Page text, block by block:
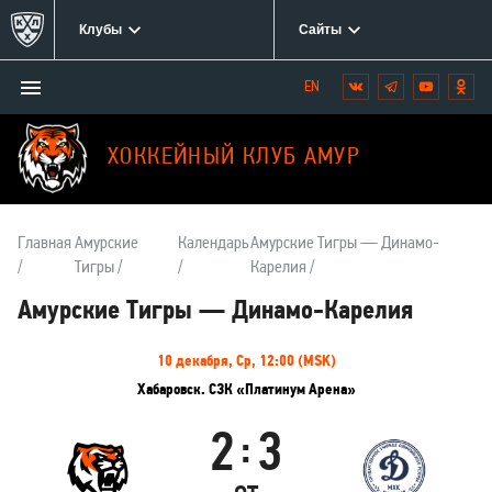
Клубы Сайты
ХОККЕЙНЫЙ КЛУБ АМУР
Открыть/
закрыть
меню
Мы
в
социальных
сетях:
Вконтакте
Telegram
YouTube
Главная Амурские
Тигры
КалендарьАмурские Тигры — Динамо-
Карелия
Амурские Тигры — Динамо-Карелия
10 декабря, Ср, 12:00 (MSK)
Хабаровск. СЗК «Платинум Арена»
Амурские
2 : 3
Динамо-